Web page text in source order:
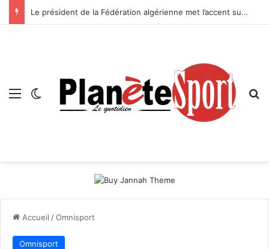
Le président de la Fédération algérienne met l’accent sur le projet de sa structure — Boussebt : « Il n’y aura pas d’avenir pour le handball algérien sans une véritable politique de formation »
Menu Switch skin
Accueil /Omnisport
Omnisport